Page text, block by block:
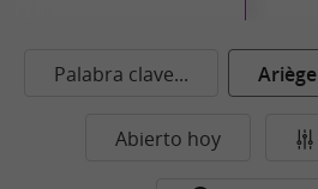
Palabra clave... Ariège
Abierto hoy